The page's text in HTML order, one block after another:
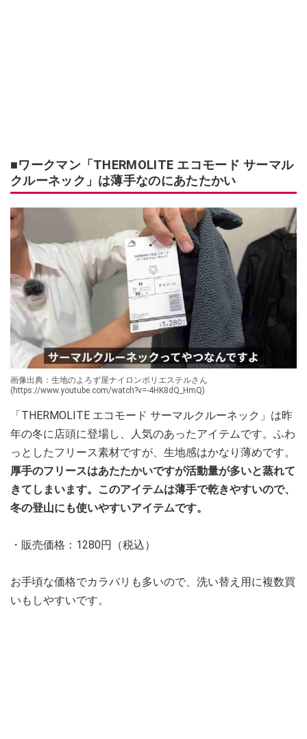
■ワークマン「THERMOLITE エコモード サーマル
クルーネック」は薄手なのにあたたかい
画像出典：生地のよろず屋ナイロンポリエステルさん
(https://www.youtube.com/watch?v=-4HK8dQ_HmQ)
「THERMOLITE エコモード サーマルクルーネック」は昨
年の冬に店頭に登場し、人気のあったアイテムです。ふわ
っとしたフリース素材ですが、生地感はかなり薄めです。
厚手のフリースはあたたかいですが活動量が多いと蒸れて
きてしまいます。このアイテムは薄手で乾きやすいので、
冬の登山にも使いやすいアイテムです。
・販売価格：1280円（税込）
お手頃な価格でカラバリも多いので、洗い替え用に複数買
いもしやすいです。